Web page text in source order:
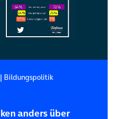
Bildungspolitik
anders über